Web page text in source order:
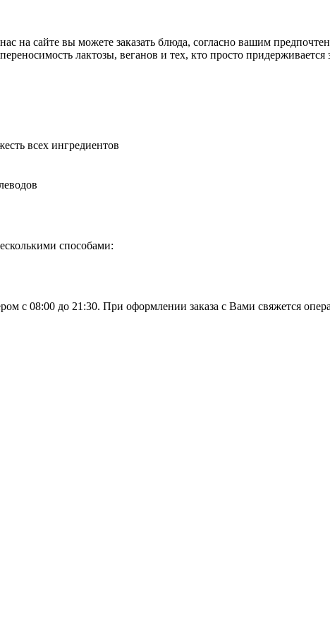
на сайте вы можете заказать блюда, согласно вашим
лактозы, веганов и тех, кто просто придерживается
всех ингредиентов
способами:
с 08:00 до 21:30. При оформлении заказа с Вами свяжется